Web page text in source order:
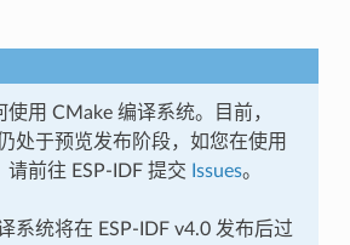
用 CMake 编译系统。目前，
处于预览发布阶段，如您在使用
前往 ESP-IDF 提交 Issues。
系统将在 ESP-IDF v4.0 发布后过